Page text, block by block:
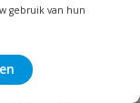
gebruik van hun
en
hoogwaardig
Dit stevige